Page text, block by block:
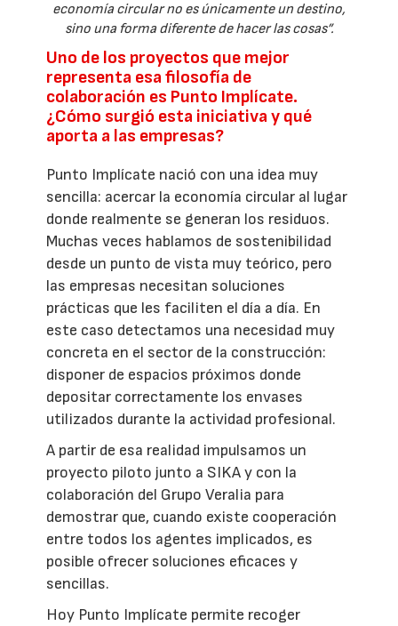
economía circular no es únicamente un destino,
sino una forma diferente de hacer las cosas”.
Uno de los proyectos que mejor
representa esa filosofía de
colaboración es Punto Implícate.
¿Cómo surgió esta iniciativa y qué
aporta a las empresas?
Punto Implícate nació con una idea muy
sencilla: acercar la economía circular al lugar
donde realmente se generan los residuos.
Muchas veces hablamos de sostenibilidad
desde un punto de vista muy teórico, pero
las empresas necesitan soluciones
prácticas que les faciliten el día a día. En
este caso detectamos una necesidad muy
concreta en el sector de la construcción:
disponer de espacios próximos donde
depositar correctamente los envases
utilizados durante la actividad profesional.
A partir de esa realidad impulsamos un
proyecto piloto junto a SIKA y con la
colaboración del Grupo Veralia para
demostrar que, cuando existe cooperación
entre todos los agentes implicados, es
posible ofrecer soluciones eficaces y
sencillas.
Hoy Punto Implícate permite recoger